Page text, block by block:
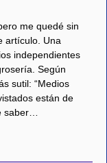
me quedé sin
artículo. Una
independientes
Según
sutil: “Medios
están de
saber…